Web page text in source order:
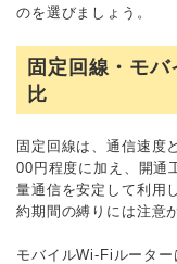
のを選びましょう。
固定回線・モ
比
固定回線は、通信速度
00円程度に加え、開通
量通信を安定して利用
約期間の縛りには注意
モバイルWi-Fiルータ